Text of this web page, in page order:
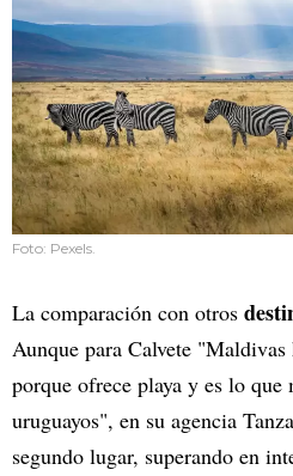
Foto: Pexels.
La comparación con otros
Aunque para Calvete
porque ofrece playa y es lo que
uruguayos", en su agencia
segundo lugar, superando en